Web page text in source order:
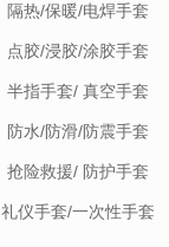
隔热/保暖/电焊手套
点胶/浸胶/涂胶手套
半指手套/ 真空手套
防水/防滑/防震手套
抢险救援/ 防护手套
礼仪手套/一次性手套